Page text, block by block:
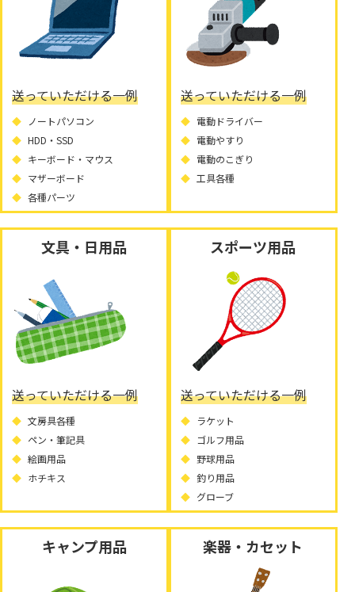
送っていただける一例
ノートパソコン
HDD・SSD
キーボード・マウス
マザーボード
各種パーツ
送っていただける一例
電動ドライバー
電動やすり
電動のこぎり
工具各種
文具・日用品
送っていただける一例
文房具各種
ペン・筆記具
絵画用品
ホチキス
スポーツ用品
送っていただける一例
ラケット
ゴルフ用品
野球用品
釣り用品
グローブ
キャンプ用品 楽器・カセット